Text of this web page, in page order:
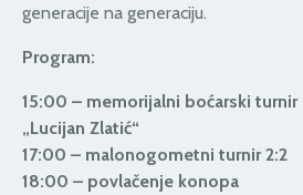
generacije na generaciju.
Program:
15:00 – memorijalni boćarski
„Lucijan Zlatić“
17:00 – malonogometni turnir 2:2
18:00 – povlačenje konopa